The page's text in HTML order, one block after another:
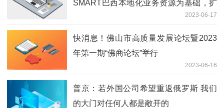
SMART巴西本地化业务资源为基础，扩
2023-06-17
快消息！佛山市高质量发展论坛暨2023
年第一期“佛商论坛”举行
2023-06-16
普京：若外国公司希望重返俄罗斯 我们
的大门对任何人都是敞开的